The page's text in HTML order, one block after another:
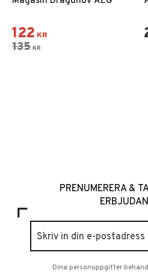
122 KR
135 KR
PRENUMERERA &
Dina personuppgifter